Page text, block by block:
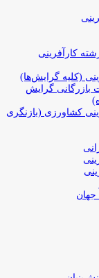
کارآفرینی
(کلیه گرایش‌ها)
بازرگانی گرایش
کشاورزی (بازنگری
جهان